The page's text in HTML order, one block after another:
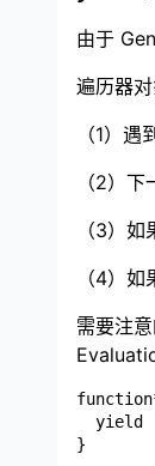
由于
遍历器
（1）遇
（2）
（3）
（4）
需要注意
yield